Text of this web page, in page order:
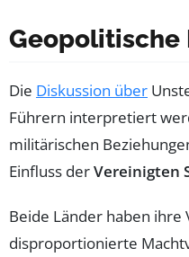
Geopolitische
Die Diskussion über
Führern interpretiert
militärischen
Einfluss derVereinigten
Beide Länder haben ihre
disproportionierte